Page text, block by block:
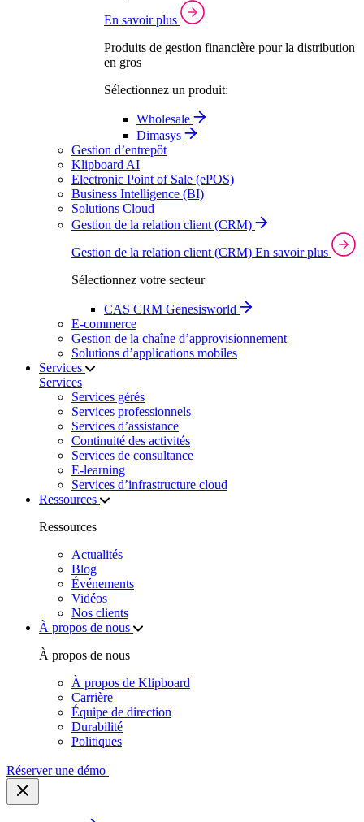
En savoir plus
Produits de gestion financière pour la distribution
en gros
Sélectionnez un produit:
Wholesale
Dimasys
Gestion d’entrepôt
Klipboard AI
Electronic Point of Sale (ePOS)
Business Intelligence (BI)
Solutions Cloud
Gestion de la relation client (CRM)
Gestion de la relation client (CRM) En savoir plus
Sélectionnez votre secteur
CAS CRM Genesisworld
E‑commerce
Gestion de la chaîne d’approvisionnement
Solutions d’applications mobiles
Services
Services
Services gérés
Services professionnels
Services d’assistance
Continuité des activités
Services de consultance
E‑learning
Services d’infrastructure cloud
Ressources
Ressources
Actualités
Blog
Événements
Vidéos
Nos clients
À propos de nous
À propos de nous
À propos de Klipboard
Carrière
Équipe de direction
Durabilité
Politiques
Réserver une démo